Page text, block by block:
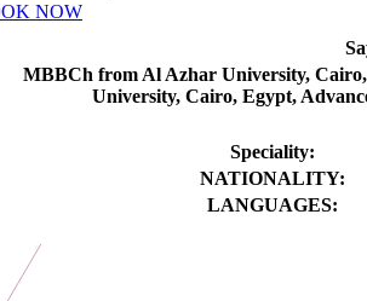
NOW
MBBCh from Al Azhar University,
University, Cairo, Egypt,
Speciality:
NATIONALITY:
LANGUAGES: